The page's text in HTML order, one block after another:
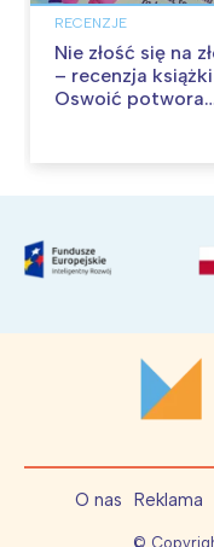
RECENZJE
Nie złość się na
– recenzja książki
Oswoić potwora
O nas Reklama
©